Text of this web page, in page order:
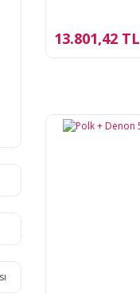
13.801,42 TL